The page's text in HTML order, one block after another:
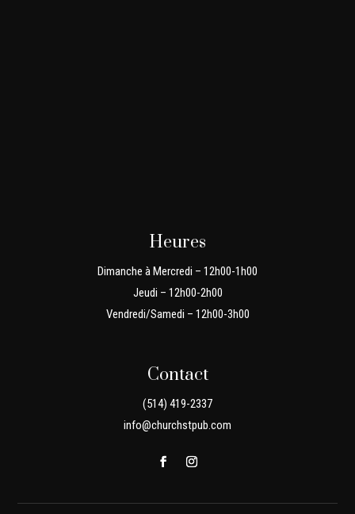
Heures
Dimanche à Mercredi – 12h00-1h00
Jeudi – 12h00-2h00
Vendredi/Samedi – 12h00-3h00
Contact
(514) 419-2337
info@churchstpub.com